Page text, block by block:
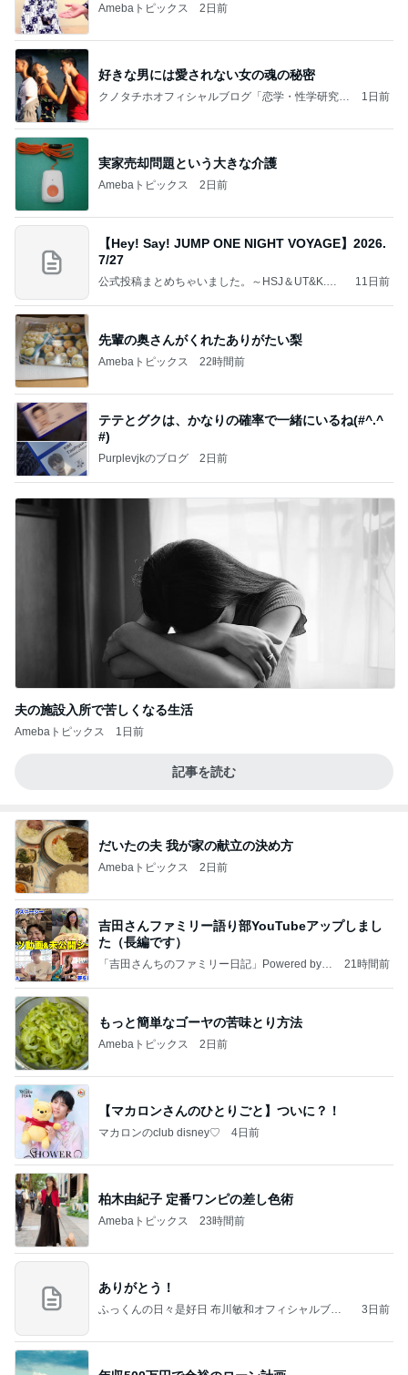
Amebaトピックス 2日前
好きな男には愛されない女の魂の秘密
クノタチホオフィシャルブログ「恋学・性学研究
1日前
実家売却問題という大きな介護
Amebaトピックス 2日前
【Hey! Say! JUMP ONE NIGHT VOYAGE】2026.
7/27
公式投稿まとめちゃいました。～HSJ＆UT&K.O.
11日前
先輩の奥さんがくれたありがたい梨
Amebaトピックス 22時間前
テテとグクは、かなりの確率で一緒にいるね(#^.^
#)
Purplevjkのブログ 2日前
夫の施設入所で苦しくなる生活
Amebaトピックス 1日前
記事を読む
だいたの夫 我が家の献立の決め方
Amebaトピックス 2日前
吉田さんファミリー語り部YouTubeアップしまし
た（長編です）
「吉田さんちのファミリー日記」Powered by A
21時間前
もっと簡単なゴーヤの苦味とり方法
Amebaトピックス 2日前
【マカロンさんのひとりごと】ついに？！
マカロンのclub disney♡ 4日前
柏木由紀子 定番ワンピの差し色術
Amebaトピックス 23時間前
ありがとう！
ふっくんの日々是好日 布川敏和オフィシャルブロ
3日前